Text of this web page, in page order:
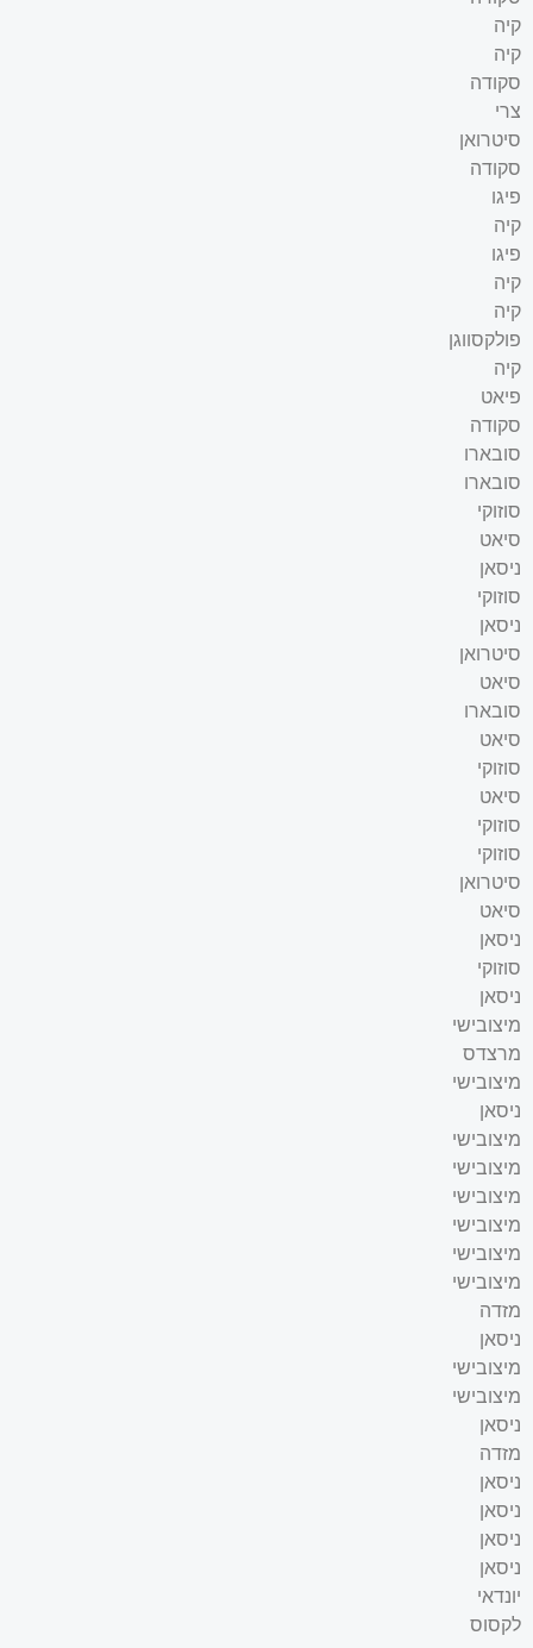
קיה
קיה
סקודה
צרי
סיטרואן
סקודה
פיגו
קיה
פיגו
קיה
קיה
פולקסווגן
קיה
פיאט
סקודה
סובארו
סובארו
סוזוקי
סיאט
ניסאן
סוזוקי
ניסאן
סיטרואן
סיאט
סובארו
סיאט
סוזוקי
סיאט
סוזוקי
סוזוקי
סיטרואן
סיאט
ניסאן
סוזוקי
ניסאן
מיצובישי
מרצדס
מיצובישי
ניסאן
מיצובישי
מיצובישי
מיצובישי
מיצובישי
מיצובישי
מיצובישי
מזדה
ניסאן
מיצובישי
מיצובישי
ניסאן
מזדה
ניסאן
ניסאן
ניסאן
ניסאן
יונדאי
לקסוס